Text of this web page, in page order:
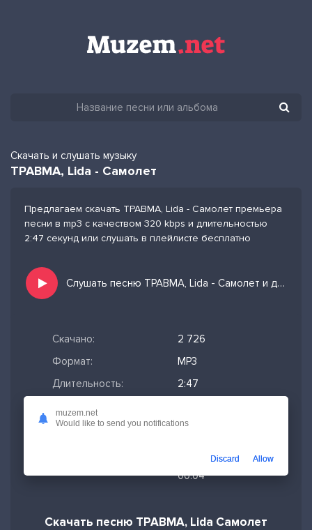
Скачать и слушать музыку
ТРАВМА, Lida - Самолет
Предлагаем скачать ТРАВМА, Lida - Самолет премьера
песни в mp3 с качеством 320 kbps и длительностью
2:47 секунд или слушать в плейлисте бесплатно
Слушать песню ТРАВМА, Lida - Самолет и добавить в избранных
Скачано:
2 726
Формат:
MP3
Длительность:
2:47
Качество mp3:
320 кбит/с,
14-11-2025,
00:04
Скачать песню ТРАВМА, Lida Самолет
muzem.net
Would like to send you notifications
Discard Allow